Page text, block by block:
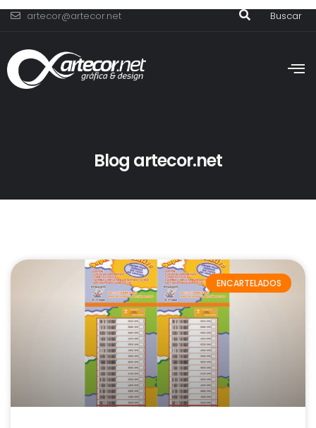
artecor@artecor.net Buscar
Blog artecor.net
ENCARTELADOS